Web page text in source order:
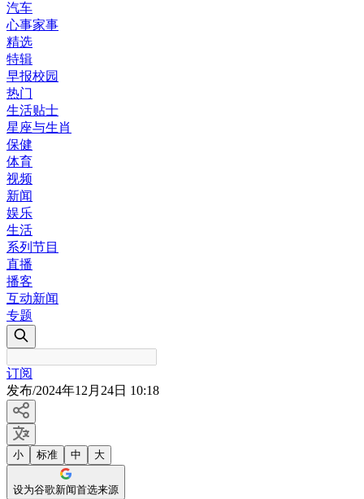
汽车
心事家事
精选
特辑
早报校园
热门
生活贴士
星座与生肖
保健
体育
视频
新闻
娱乐
生活
系列节目
直播
播客
互动新闻
专题
订阅
发布/2024年12月24日 10:18
小 标准 中 大
设为谷歌新闻首选来源